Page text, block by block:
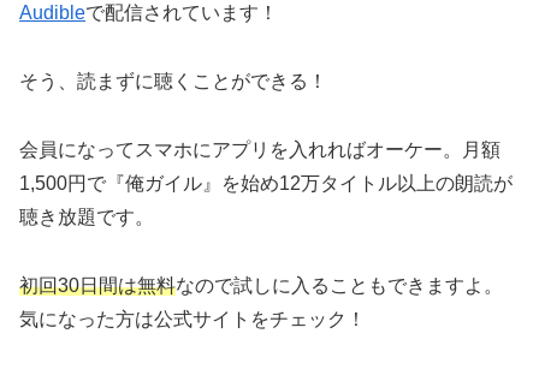
Audibleで配信されています！
そう、読まずに聴くことができる！
会員になってスマホにアプリを入れればオーケー。月額
1,500円で『俺ガイル』を始め12万タイトル以上の朗読が
聴き放題です。
初回30日間は無料なので試しに入ることもできますよ。
気になった方は公式サイトをチェック！